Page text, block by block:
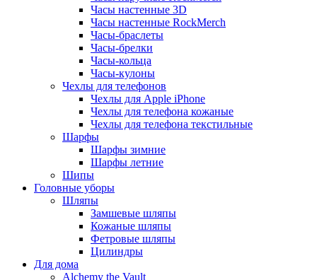
Часы настенные 3D
Часы настенные RockMerch
Часы-браслеты
Часы-брелки
Часы-кольца
Часы-кулоны
Чехлы для телефонов
Чехлы для Apple iPhone
Чехлы для телефона кожаные
Чехлы для телефона текстильные
Шарфы
Шарфы зимние
Шарфы летние
Шипы
Головные уборы
Шляпы
Замшевые шляпы
Кожаные шляпы
Фетровые шляпы
Цилиндры
Для дома
Alchemy the Vault